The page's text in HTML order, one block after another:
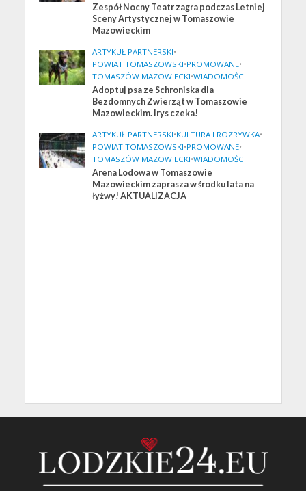
Zespół Nocny Teatr zagra podczas Letniej
Sceny Artystycznej w Tomaszowie
Mazowieckim
ARTYKUŁ PARTNERSKI•
POWIAT TOMASZOWSKI•PROMOWANE•
TOMASZÓW MAZOWIECKI•WIADOMOŚCI
Adoptuj psa ze Schroniska dla
Bezdomnych Zwierząt w Tomaszowie
Mazowieckim. Irys czeka!
ARTYKUŁ PARTNERSKI•KULTURA I ROZRYWKA•
POWIAT TOMASZOWSKI•PROMOWANE•
TOMASZÓW MAZOWIECKI•WIADOMOŚCI
Arena Lodowa w Tomaszowie
Mazowieckim zaprasza w środku lata na
łyżwy! AKTUALIZACJA